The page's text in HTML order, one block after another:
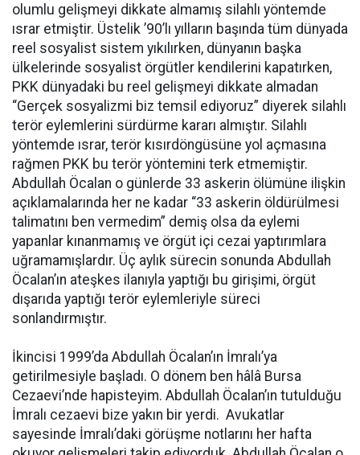
olumlu gelişmeyi dikkate almamış silahlı yöntemde
ısrar etmiştir. Üstelik ’90’lı yılların başında tüm dünyada
reel sosyalist sistem yıkılırken, dünyanın başka
ülkelerinde sosyalist örgütler kendilerini kapatırken,
PKK dünyadaki bu reel gelişmeyi dikkate almadan
“Gerçek sosyalizmi biz temsil ediyoruz” diyerek silahlı
terör eylemlerini sürdürme kararı almıştır. Silahlı
yöntemde ısrar, terör kısırdöngüsüne yol açmasına
rağmen PKK bu terör yöntemini terk etmemiştir.
Abdullah Öcalan o günlerde 33 askerin ölümüne ilişkin
açıklamalarında her ne kadar “33 askerin öldürülmesi
talimatını ben vermedim” demiş olsa da eylemi
yapanlar kınanmamış ve örgüt içi cezai yaptırımlara
uğramamışlardır. Üç aylık sürecin sonunda Abdullah
Öcalan’ın ateşkes ilanıyla yaptığı bu girişimi, örgüt
dışarıda yaptığı terör eylemleriyle süreci
sonlandırmıştır.
İkincisi 1999’da Abdullah Öcalan’ın İmralı’ya
getirilmesiyle başladı. O dönem ben hâlâ Bursa
Cezaevi’nde hapisteyim. Abdullah Öcalan’ın tutulduğu
İmralı cezaevi bize yakın bir yerdi. Avukatlar
sayesinde İmralı’daki görüşme notlarını her hafta